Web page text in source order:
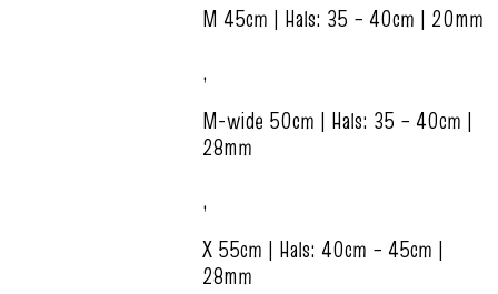
M 45cm | Hals: 35 – 40cm | 20mm
,
M-wide 50cm | Hals: 35 – 40cm |
28mm
,
X 55cm | Hals: 40cm – 45cm |
28mm